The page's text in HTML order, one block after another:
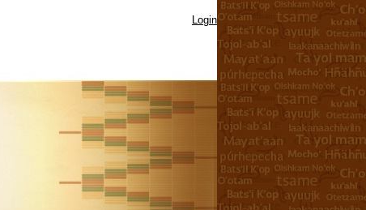
Login